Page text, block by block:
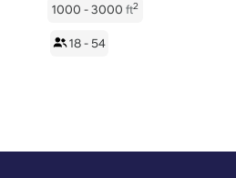
1000 - 3000 ft2
18 - 54